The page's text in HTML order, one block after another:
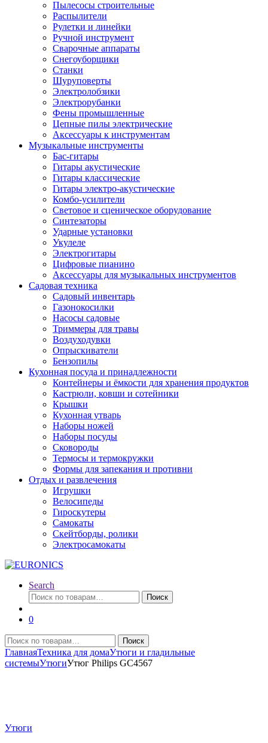
Пылесосы строительные
Распылители
Рулетки и линейки
Ручной инструмент
Сварочные аппараты
Снегоуборщики
Станки
Шуруповерты
Электролобзики
Электрорубанки
Фены промышленные
Цепные пилы электрические
Аксессуары к инструментам
Музыкальные инструменты
Бас-гитары
Гитары акустические
Гитары классические
Гитары электро-акустические
Комбо-усилители
Световое и сценическое оборудование
Синтезаторы
Ударные установки
Укулеле
Электрогитары
Цифровые пианино
Аксессуары для музыкальных инструментов
Садовая техника
Садовый инвентарь
Газонокосилки
Насосы садовые
Триммеры для травы
Воздуходувки
Опрыскиватели
Бензопилы
Кухонная посуда и принадлежности
Контейнеры и ёмкости для хранения продуктов
Кастрюли, ковши и сотейники
Крышки
Кухонная утварь
Наборы ножей
Наборы посуды
Сковороды
Термосы и термокружки
Формы для запекания и противни
Отдых и развлечения
Игрушки
Велосипеды
Гироскутеры
Самокаты
Скейтборды, ролики
Электросамокаты
Search
Искать:
Поиск
0
Искать:
Поиск
ГлавнаяТехника для домаУтюги и гладильные
системыУтюгиУтюг Philips GC4567
Утюги